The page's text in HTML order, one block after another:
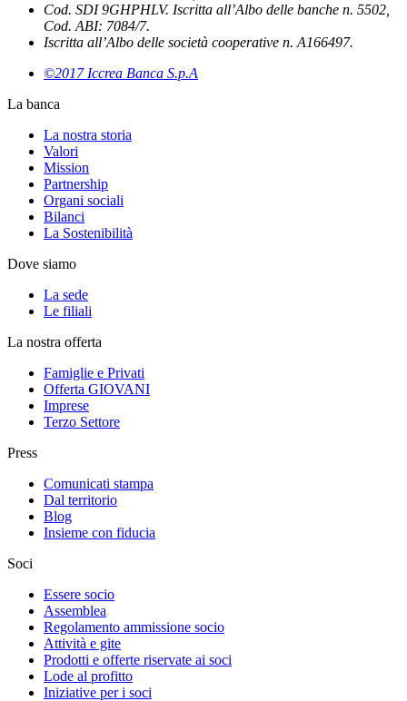
Cod. SDI 9GHPHLV. Iscritta all’Albo delle banche n. 5502,
Cod. ABI: 7084/7.
Iscritta all’Albo delle società cooperative n. A166497.
©2017 Iccrea Banca S.p.A
La banca
La nostra storia
Valori
Mission
Partnership
Organi sociali
Bilanci
La Sostenibilità
Dove siamo
La sede
Le filiali
La nostra offerta
Famiglie e Privati
Offerta GIOVANI
Imprese
Terzo Settore
Press
Comunicati stampa
Dal territorio
Blog
Insieme con fiducia
Soci
Essere socio
Assemblea
Regolamento ammissione socio
Attività e gite
Prodotti e offerte riservate ai soci
Lode al profitto
Iniziative per i soci